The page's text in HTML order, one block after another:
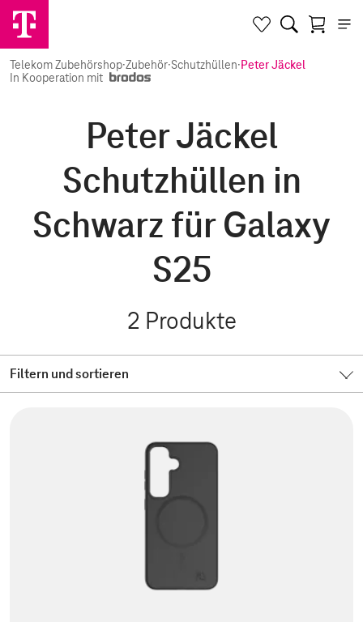
Telekom Zubehörshop·Zubehör·Schutzhüllen·Peter Jäckel
In Kooperation mit
Peter Jäckel
Schutzhüllen in
Schwarz für Galaxy
S25
2 Produkte
Filtern und sortieren